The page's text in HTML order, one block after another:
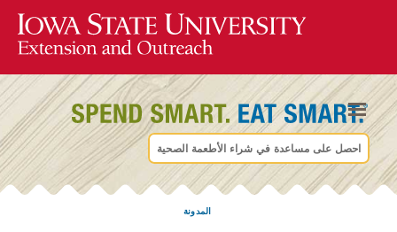
احصل على مساعدة في شراء الأطعمة الصحية
المدونة